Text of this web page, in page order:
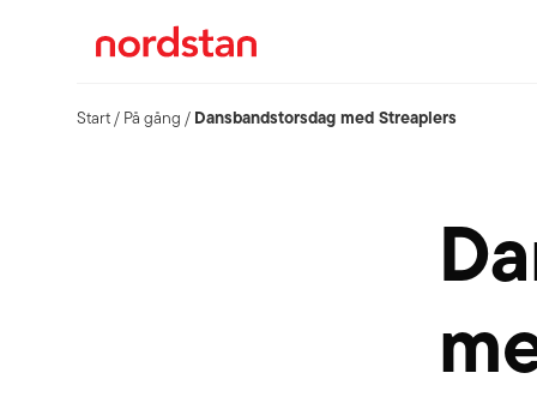
Start/ På gång / Dansbandstorsdag med Streaplers